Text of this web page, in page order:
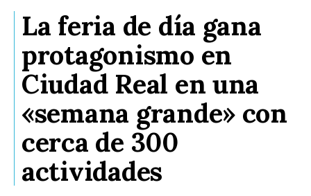
La feria de día gana
protagonismo en
Ciudad Real en una
«semana grande» con
cerca de 300
actividades